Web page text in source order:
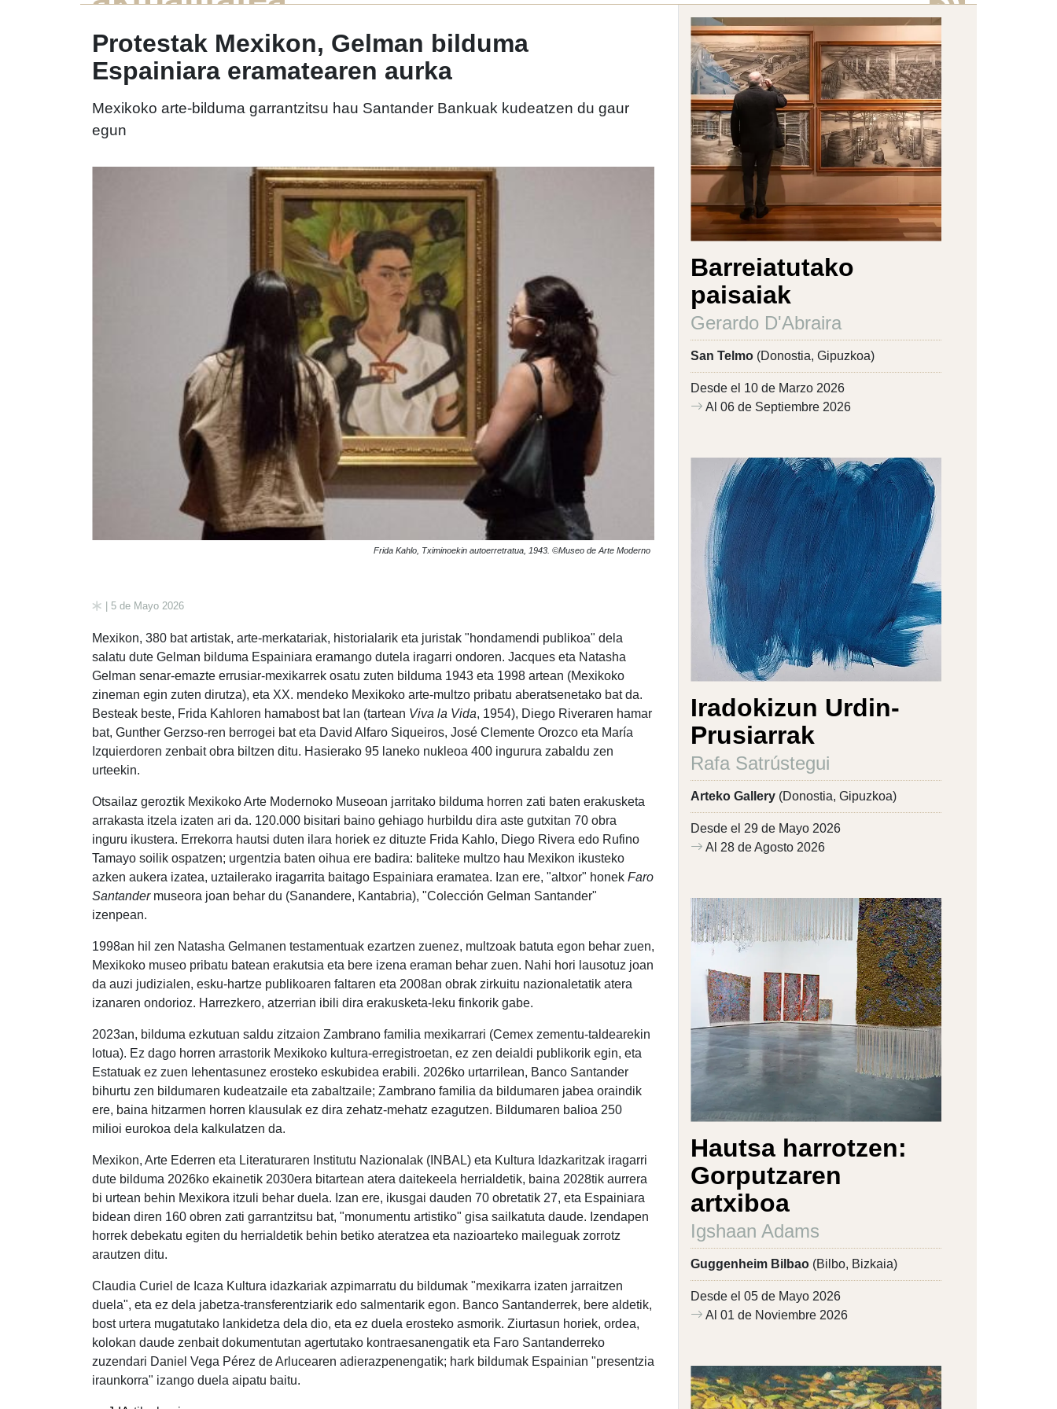
Protestak Mexikon, Gelman bilduma
Espainiara eramatearen aurka
Mexikoko arte-bilduma garrantzitsu hau Santander Bankuak kudeatzen du gaur
egun
Frida Kahlo, Tximinoekin autoerretratua, 1943. ©Museo de Arte Moderno
| 5 de Mayo 2026
Mexikon, 380 bat artistak, arte-merkatariak, historialarik eta juristak "hondamendi publikoa" dela
salatu dute Gelman bilduma Espainiara eramango dutela iragarri ondoren. Jacques eta Natasha
Gelman senar-emazte errusiar-mexikarrek osatu zuten bilduma 1943 eta 1998 artean (Mexikoko
zineman egin zuten dirutza), eta XX. mendeko Mexikoko arte-multzo pribatu aberatsenetako bat da.
Besteak beste, Frida Kahloren hamabost bat lan (tartean Viva la Vida, 1954), Diego Riveraren hamar
bat, Gunther Gerzso-ren berrogei bat eta David Alfaro Siqueiros, José Clemente Orozco eta María
Izquierdoren zenbait obra biltzen ditu. Hasierako 95 laneko nukleoa 400 ingurura zabaldu zen
urteekin.
Otsailaz geroztik Mexikoko Arte Modernoko Museoan jarritako bilduma horren zati baten erakusketa
arrakasta itzela izaten ari da. 120.000 bisitari baino gehiago hurbildu dira aste gutxitan 70 obra
inguru ikustera. Errekorra hautsi duten ilara horiek ez dituzte Frida Kahlo, Diego Rivera edo Rufino
Tamayo soilik ospatzen; urgentzia baten oihua ere badira: baliteke multzo hau Mexikon ikusteko
azken aukera izatea, uztailerako iragarrita baitago Espainiara eramatea. Izan ere, "altxor" honek Faro
Santandermuseora joan behar du (Sanandere, Kantabria), "Colección Gelman Santander"
izenpean.
1998an hil zen Natasha Gelmanen testamentuak ezartzen zuenez, multzoak batuta egon behar zuen,
Mexikoko museo pribatu batean erakutsia eta bere izena eraman behar zuen. Nahi hori lausotuz joan
da auzi judizialen, esku-hartze publikoaren faltaren eta 2008an obrak zirkuitu nazionaletatik atera
izanaren ondorioz. Harrezkero, atzerrian ibili dira erakusketa-leku finkorik gabe.
2023an, bilduma ezkutuan saldu zitzaion Zambrano familia mexikarrari (Cemex zementu-taldearekin
lotua). Ez dago horren arrastorik Mexikoko kultura-erregistroetan, ez zen deialdi publikorik egin, eta
Estatuak ez zuen lehentasunez erosteko eskubidea erabili. 2026ko urtarrilean, Banco Santander
bihurtu zen bildumaren kudeatzaile eta zabaltzaile; Zambrano familia da bildumaren jabea oraindik
ere, baina hitzarmen horren klausulak ez dira zehatz-mehatz ezagutzen. Bildumaren balioa 250
milioi eurokoa dela kalkulatzen da.
Mexikon, Arte Ederren eta Literaturaren Institutu Nazionalak (INBAL) eta Kultura Idazkaritzak iragarri
dute bilduma 2026ko ekainetik 2030era bitartean atera daitekeela herrialdetik, baina 2028tik aurrera
bi urtean behin Mexikora itzuli behar duela. Izan ere, ikusgai dauden 70 obretatik 27, eta Espainiara
bidean diren 160 obren zati garrantzitsu bat, "monumentu artistiko" gisa sailkatuta daude. Izendapen
horrek debekatu egiten du herrialdetik behin betiko ateratzea eta nazioarteko maileguak zorrotz
arautzen ditu.
Claudia Curiel de Icaza Kultura idazkariak azpimarratu du bildumak "mexikarra izaten jarraitzen
duela", eta ez dela jabetza-transferentziarik edo salmentarik egon. Banco Santanderrek, bere aldetik,
bost urtera mugatutako lankidetza dela dio, eta ez duela erosteko asmorik. Ziurtasun horiek, ordea,
kolokan daude zenbait dokumentutan agertutako kontraesanengatik eta Faro Santanderreko
zuzendari Daniel Vega Pérez de Arlucearen adierazpenengatik; hark bildumak Espainian "presentzia
iraunkorra" izango duela aipatu baitu.
Barreiatutako
paisaiak
Gerardo D'Abraira
San Telmo (Donostia, Gipuzkoa)
Desde el 10 de Marzo 2026
Al 06 de Septiembre 2026
Iradokizun Urdin-
Prusiarrak
Rafa Satrústegui
Arteko Gallery (Donostia, Gipuzkoa)
Desde el 29 de Mayo 2026
Al 28 de Agosto 2026
Hautsa harrotzen:
Gorputzaren
artxiboa
Igshaan Adams
Guggenheim Bilbao (Bilbo, Bizkaia)
Desde el 05 de Mayo 2026
Al 01 de Noviembre 2026